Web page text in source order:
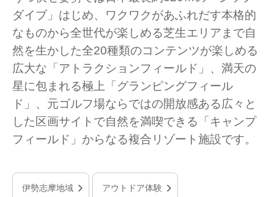
ダイブ」はじめ、ワクワクがあふれだす本格的
なものから全世代が楽しめる芝生エリアまで自
然を生かした全20種類のコンテンツが楽しめる
広大な「アトラクションフィールド」、満天の
星に包まれる極上「グランピングフィール
ド」、元ゴルフ場ならではの開放感ある広々と
した区画サイトで自然を満喫できる「キャンプ
フィールド」からなる複合リゾート施設です。
伊勢志摩地域 アウトドア体験